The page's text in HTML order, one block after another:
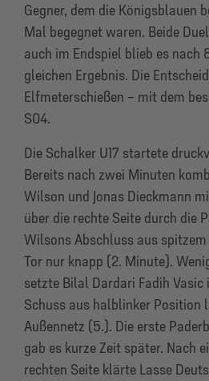
Gegner, dem die Königsblauen
Mal begegnet waren. Beide
auch im Endspiel blieb es nach
gleichen Ergebnis. Die
Elfmeterschießen – mit dem
S04.
Die Schalker U17 startete
Bereits nach zwei Minuten
Wilson und Jonas Dieckmann
über die rechte Seite durch die
Wilsons Abschluss aus
Tor nur knapp (2. Minute).
setzte Bilal Dardari Fadih Vasic
Schuss aus halblinker Position
Außennetz (5.). Die erste
gab es kurze Zeit später. Nach
rechten Seite klärte Lasse